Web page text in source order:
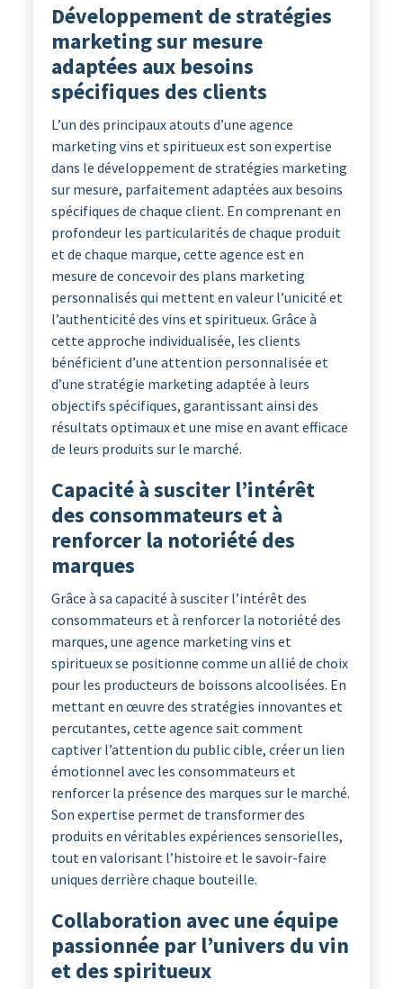
Développement de stratégies
marketing sur mesure
adaptées aux besoins
spécifiques des clients
L’un des principaux atouts d’une agence
marketing vins et spiritueux est son expertise
dans le développement de stratégies marketing
sur mesure, parfaitement adaptées aux besoins
spécifiques de chaque client. En comprenant en
profondeur les particularités de chaque produit
et de chaque marque, cette agence est en
mesure de concevoir des plans marketing
personnalisés qui mettent en valeur l’unicité et
l’authenticité des vins et spiritueux. Grâce à
cette approche individualisée, les clients
bénéficient d’une attention personnalisée et
d’une stratégie marketing adaptée à leurs
objectifs spécifiques, garantissant ainsi des
résultats optimaux et une mise en avant efficace
de leurs produits sur le marché.
Capacité à susciter l’intérêt
des consommateurs et à
renforcer la notoriété des
marques
Grâce à sa capacité à susciter l’intérêt des
consommateurs et à renforcer la notoriété des
marques, une agence marketing vins et
spiritueux se positionne comme un allié de choix
pour les producteurs de boissons alcoolisées. En
mettant en œuvre des stratégies innovantes et
percutantes, cette agence sait comment
captiver l’attention du public cible, créer un lien
émotionnel avec les consommateurs et
renforcer la présence des marques sur le marché.
Son expertise permet de transformer des
produits en véritables expériences sensorielles,
tout en valorisant l’histoire et le savoir-faire
uniques derrière chaque bouteille.
Collaboration avec une équipe
passionnée par l’univers du vin
et des spiritueux